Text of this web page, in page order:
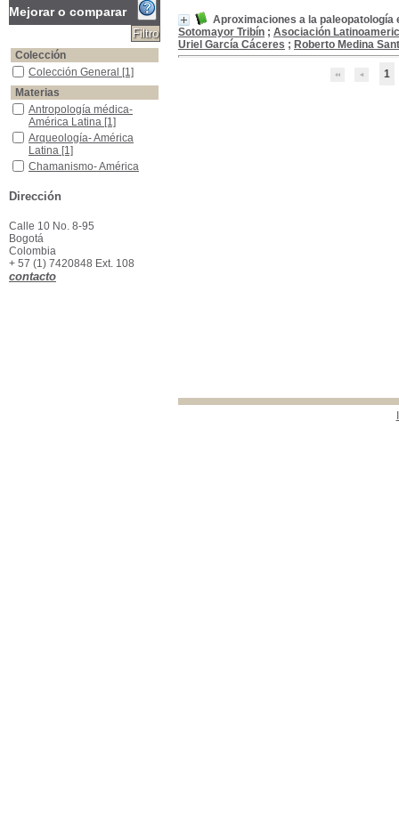
Aproximaciones a la paleopatología
Sotomayor Tribín ; Asociación
Uriel García Cáceres ; Roberto Medina
1
Mejorar o comparar
Colección
Colección General
Colección General [1]
Materias
Antropología médica- América Latina
Antropología médica-
América Latina [1]
Arqueología- América Latina
Arqueología- América
Latina [1]
Chamanismo- América Latina
Chamanismo- América
Paleopatología- América Latina
Paleopatología- América
Dirección
Calle 10 No. 8-95
Bogotá
Colombia
+ 57 (1) 7420848 Ext. 108
contacto